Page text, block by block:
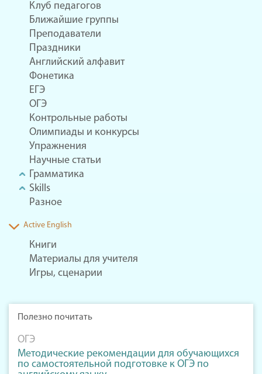
Клуб педагогов
Ближайшие группы
Преподаватели
Праздники
Английский алфавит
Фонетика
ЕГЭ
ОГЭ
Контрольные работы
Олимпиады и конкурсы
Упражнения
Научные статьи
Грамматика
Skills
Разное
Active English
Книги
Материалы для учителя
Игры, сценарии
Полезно почитать
ОГЭ
Методические рекомендации для обучающихся
по самостоятельной подготовке к ОГЭ по